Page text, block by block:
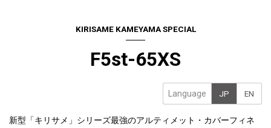
KIRISAME KAMEYAMA SPECIAL
F5st-65XS
Language JP EN
新型「キリサメ」シリーズ最強のアルティメット・カバーフィネ